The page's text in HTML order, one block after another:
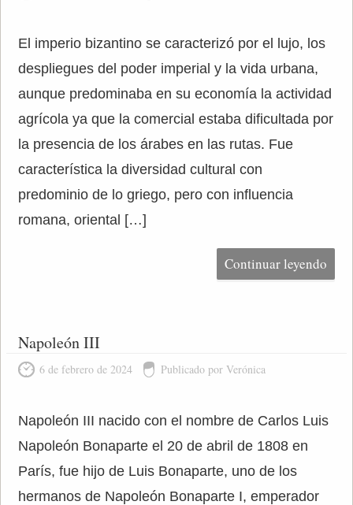
El imperio bizantino se caracterizó por el lujo, los
despliegues del poder imperial y la vida urbana,
aunque predominaba en su economía la actividad
agrícola ya que la comercial estaba dificultada por
la presencia de los árabes en las rutas. Fue
característica la diversidad cultural con
predominio de lo griego, pero con influencia
romana, oriental […]
Continuar leyendo
Napoleón III
6 de febrero de 2024 Publicado por Verónica
Napoleón III nacido con el nombre de Carlos Luis
Napoleón Bonaparte el 20 de abril de 1808 en
París, fue hijo de Luis Bonaparte, uno de los
hermanos de Napoleón Bonaparte I, emperador